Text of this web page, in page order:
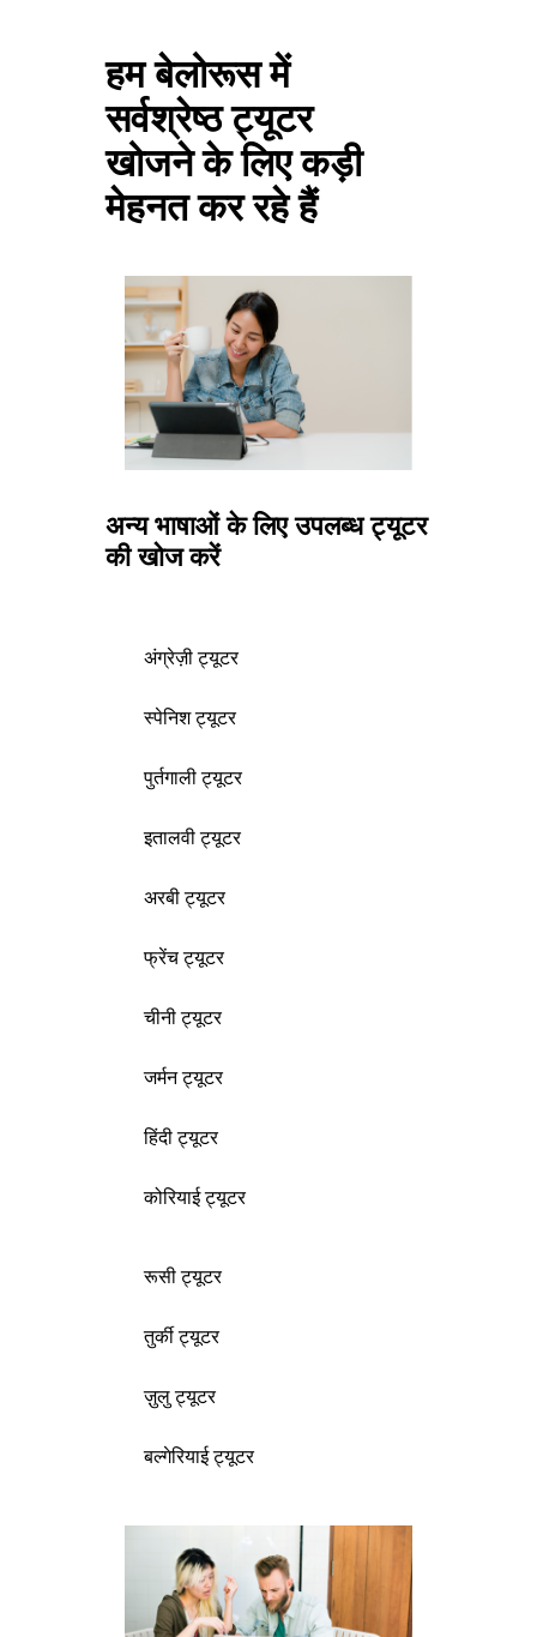
हम बेलोरूस में
सर्वश्रेष्ठ ट्यूटर
खोजने के लिए कड़ी
मेहनत कर रहे हैं
अन्य भाषाओं के लिए उपलब्ध ट्यूटर
की खोज करें
अंग्रेज़ी ट्यूटर
स्पेनिश ट्यूटर
पुर्तगाली ट्यूटर
इतालवी ट्यूटर
अरबी ट्यूटर
फ्रेंच ट्यूटर
चीनी ट्यूटर
जर्मन ट्यूटर
हिंदी ट्यूटर
कोरियाई ट्यूटर
रूसी ट्यूटर
तुर्की ट्यूटर
ज़ुलु ट्यूटर
बल्गेरियाई ट्यूटर